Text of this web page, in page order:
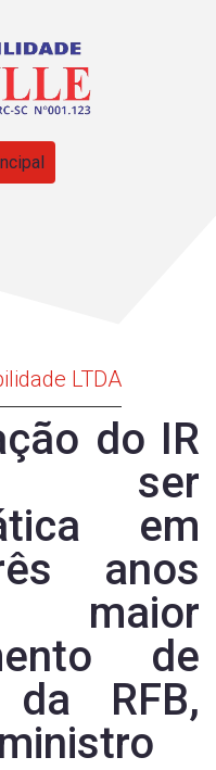
LTDA
do IR
ser
em
anos
maior
de
da RFB,